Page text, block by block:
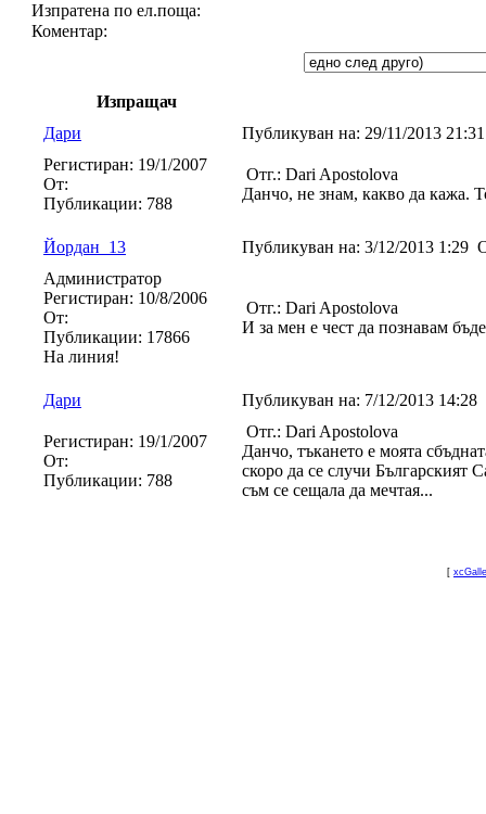
Изпратена по ел.поща:
Коментар:
Изпращач
Дари
Публикуван на: 29/11/2013
Регистиран: 19/1/2007
От:
Публикации: 788
Отг.: Dari Apostolova
Данчо, не знам, какво да кажа.
Йордан_13 Публикуван на: 3/12/2013 1:29
Администратор
Регистиран: 10/8/2006
От:
Публикации: 17866
На линия!
Отг.: Dari Apostolova
И за мен е чест да познавам
Дари Публикуван на: 7/12/2013 14:28
Регистиран: 19/1/2007
От:
Публикации: 788
Отг.: Dari Apostolova
Данчо, тъкането е моята
скоро да се случи Българският
съм се сещала да мечтая...
[